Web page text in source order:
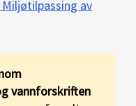
av
vannforskriften